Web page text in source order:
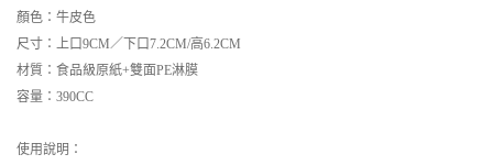
顏色：牛皮色
尺寸：上口9CM／下口7.2CM/高6.2CM
材質：食品級原紙+雙面PE淋膜
容量：390CC
使用說明：